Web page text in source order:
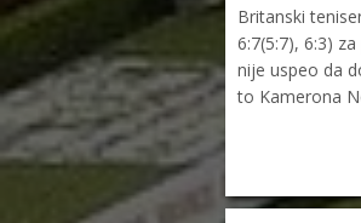
Britanski
6:7(5:7), 6:3)
nije uspeo da
to Kamerona